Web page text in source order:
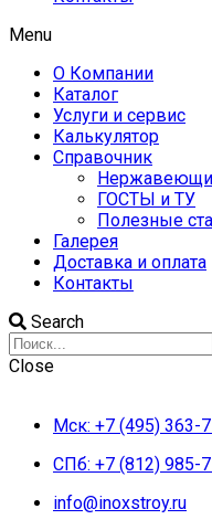
Menu
О Компании
Каталог
Услуги и сервис
Калькулятор
Справочник
ГОСТЫ и ТУ
Полезные
Галерея
Доставка и оплата
Контакты
Search
Close
Мск: +7 (495) 363-
СПб: +7 (812) 985-
info@inoxstroy.ru